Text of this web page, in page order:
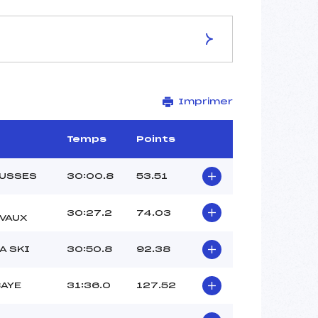
–
15 km
Imprimer
Temps Points
30:00.8 53.51
30:27.2 74.03
SKI 30:50.8 92.38
31:36.0 127.52